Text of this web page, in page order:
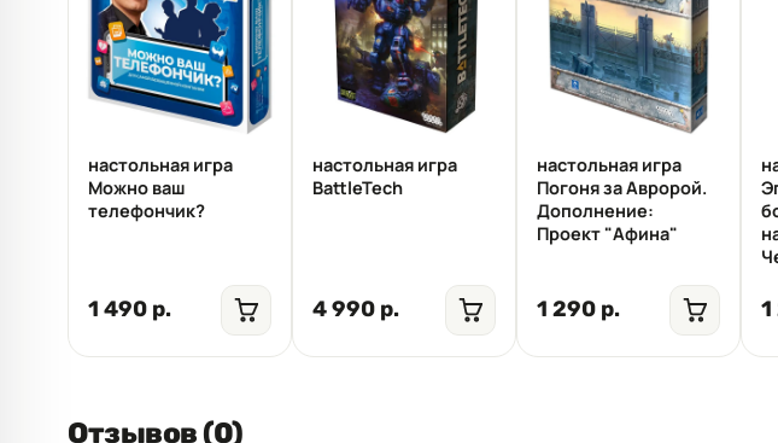
настольная игра
Можно ваш
телефончик?
1 490 р.
настольная игра
BattleTech
4 990 р.
настольная игра
Погоня за Авророй.
Дополнение:
Проект "Афина"
1 290 р.
Отзывов (0)